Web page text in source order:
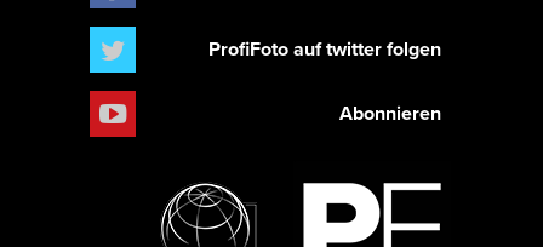
ProfiFoto auf twitter folgen
Abonnieren